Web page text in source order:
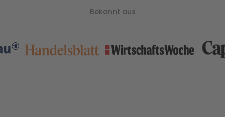
Bekannt aus